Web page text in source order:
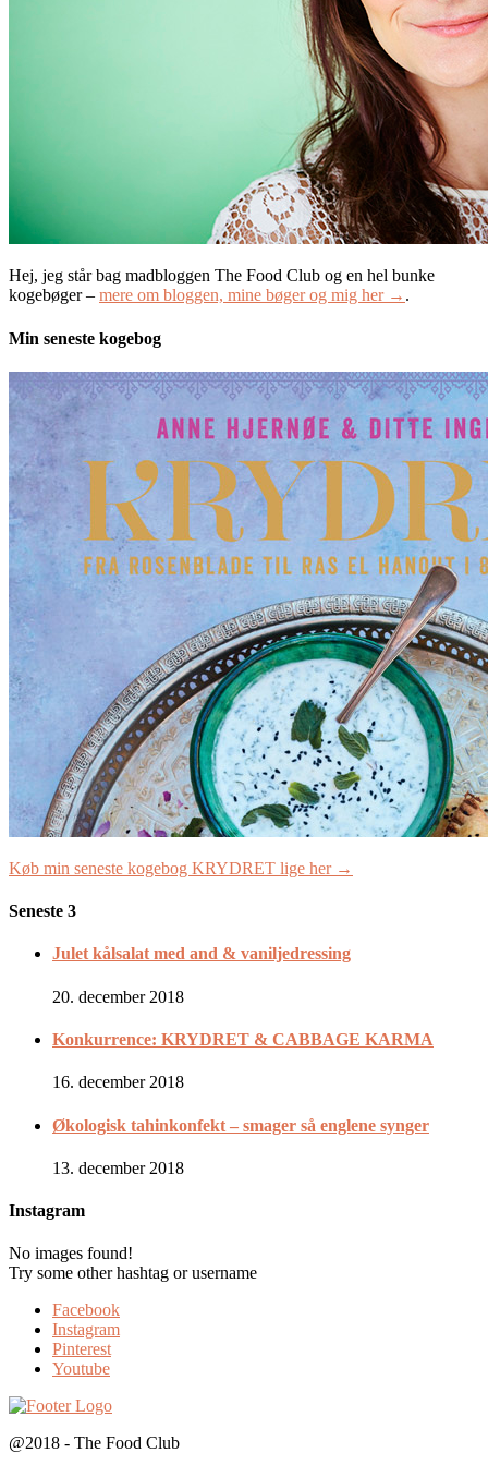
Hej, jeg står bag madbloggen The Food Club og en hel bunke
kogebøger – mere om bloggen, mine bøger og mig her → .
Min seneste kogebog
Køb min seneste kogebog KRYDRET lige her →
Seneste 3
Julet kålsalat med and & vaniljedressing
20. december 2018
Konkurrence: KRYDRET & CABBAGE KARMA
16. december 2018
Økologisk tahinkonfekt – smager så englene synger
13. december 2018
Instagram
No images found!
Try some other hashtag or username
Facebook
Instagram
Pinterest
Youtube
@2018 - The Food Club